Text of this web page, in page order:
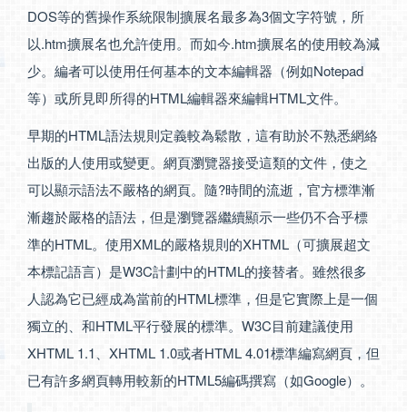
DOS等的舊操作系統限制擴展名最多為3個文字符號，所
以.htm擴展名也允許使用。而如今.htm擴展名的使用較為減
少。編者可以使用任何基本的文本編輯器（例如Notepad
等）或所見即所得的HTML編輯器來編輯HTML文件。
早期的HTML語法規則定義較為鬆散，這有助於不熟悉網絡
出版的人使用或變更。網頁瀏覽器接受這類的文件，使之
可以顯示語法不嚴格的網頁。隨?時間的流逝，官方標準漸
漸趨於嚴格的語法，但是瀏覽器繼續顯示一些仍不合乎標
準的HTML。使用XML的嚴格規則的XHTML（可擴展超文
本標記語言）是W3C計劃中的HTML的接替者。雖然很多
人認為它已經成為當前的HTML標準，但是它實際上是一個
獨立的、和HTML平行發展的標準。W3C目前建議使用
XHTML 1.1、XHTML 1.0或者HTML 4.01標準編寫網頁，但
已有許多網頁轉用較新的HTML5編碼撰寫（如Google）。